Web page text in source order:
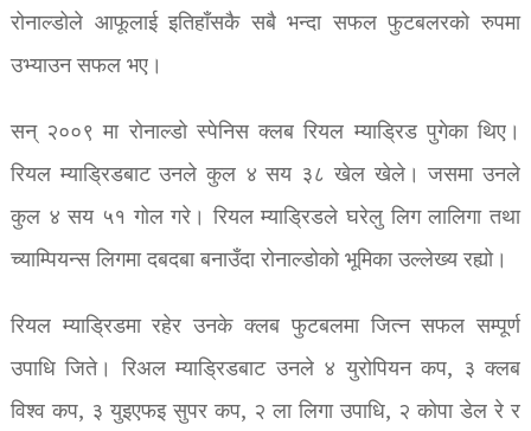
रोनाल्डोले आफूलाई इतिहाँसकै सबै भन्दा सफल फुटबलरको रुपमा
उभ्याउन सफल भए।
सन् २००९ मा रोनाल्डो स्पेनिस क्लब रियल म्याड्रिड पुगेका थिए।
रियल म्याड्रिडबाट उनले कुल ४ सय ३८ खेल खेले। जसमा उनले
कुल ४ सय ५१ गोल गरे। रियल म्याड्रिडले घरेलु लिग लालिगा तथा
च्याम्पियन्स लिगमा दबदबा बनाउँदा रोनाल्डोको भूमिका उल्लेख्य रह्यो।
रियल म्याड्रिडमा रहेर उनके क्लब फुटबलमा जित्न सफल सम्पूर्ण
उपाधि जिते। रिअल म्याड्रिडबाट उनले ४ युरोपियन कप, ३ क्लब
विश्व कप, ३ युइएफइ सुपर कप, २ ला लिगा उपाधि, २ कोपा डेल रे र